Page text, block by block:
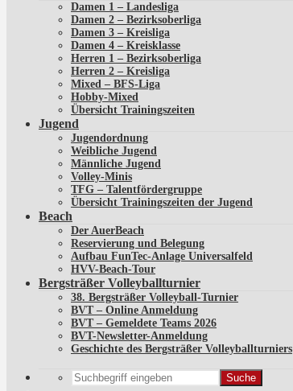
Damen 1 – Landesliga
Damen 2 – Bezirksoberliga
Damen 3 – Kreisliga
Damen 4 – Kreisklasse
Herren 1 – Bezirksoberliga
Herren 2 – Kreisliga
Mixed – BFS-Liga
Hobby-Mixed
Übersicht Trainingszeiten
Jugend
Jugendordnung
Weibliche Jugend
Männliche Jugend
Volley-Minis
TFG – Talentfördergruppe
Übersicht Trainingszeiten der Jugend
Beach
Der AuerBeach
Reservierung und Belegung
Aufbau FunTec-Anlage Universalfeld
HVV-Beach-Tour
Bergsträßer Volleyballturnier
38. Bergsträßer Volleyball-Turnier
BVT – Online Anmeldung
BVT – Gemeldete Teams 2026
BVT-Newsletter-Anmeldung
Geschichte des Bergsträßer Volleyballturniers
Suche